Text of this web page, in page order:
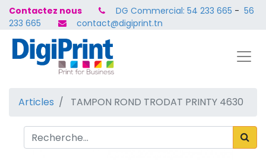
Contactez nous DG Commercial: 54 233 665 - 56
233 665
contact@digiprint.tn
Articles TAMPON ROND TRODAT PRINTY 4630